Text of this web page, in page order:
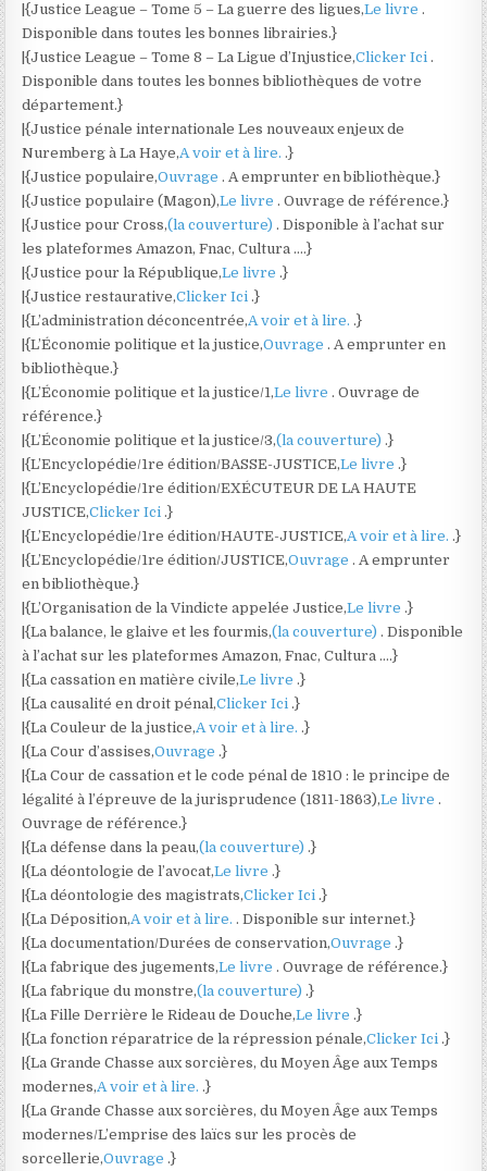
|{Justice League – Tome 5 – La guerre des ligues,Le livre.
Disponible dans toutes les bonnes librairies.}
|{Justice League – Tome 8 – La Ligue d’Injustice,Clicker Ici.
Disponible dans toutes les bonnes bibliothèques de votre
département.}
|{Justice pénale internationale Les nouveaux enjeux de
Nuremberg à La Haye,A voir et à lire..}
|{Justice populaire,Ouvrage. A emprunter en bibliothèque.}
|{Justice populaire (Magon),Le livre. Ouvrage de référence.}
|{Justice pour Cross,(la couverture). Disponible à l’achat sur
les plateformes Amazon, Fnac, Cultura ….}
|{Justice pour la République,Le livre.}
|{Justice restaurative,Clicker Ici.}
|{L’administration déconcentrée,A voir et à lire..}
|{L’Économie politique et la justice,Ouvrage. A emprunter en
bibliothèque.}
|{L’Économie politique et la justice/1,Le livre. Ouvrage de
référence.}
|{L’Économie politique et la justice/3,(la couverture).}
|{L’Encyclopédie/1re édition/BASSE-JUSTICE,Le livre.}
|{L’Encyclopédie/1re édition/EXÉCUTEUR DE LA HAUTE
JUSTICE,Clicker Ici.}
|{L’Encyclopédie/1re édition/HAUTE-JUSTICE,A voir et à lire..}
|{L’Encyclopédie/1re édition/JUSTICE,Ouvrage. A emprunter
en bibliothèque.}
|{L’Organisation de la Vindicte appelée Justice,Le livre.}
|{La balance, le glaive et les fourmis,(la couverture). Disponible
à l’achat sur les plateformes Amazon, Fnac, Cultura ….}
|{La cassation en matière civile,Le livre.}
|{La causalité en droit pénal,Clicker Ici.}
|{La Couleur de la justice,A voir et à lire..}
|{La Cour d’assises,Ouvrage.}
|{La Cour de cassation et le code pénal de 1810 : le principe de
légalité à l’épreuve de la jurisprudence (1811-1863),Le livre.
Ouvrage de référence.}
|{La défense dans la peau,(la couverture).}
|{La déontologie de l’avocat,Le livre.}
|{La déontologie des magistrats,Clicker Ici.}
|{La Déposition,A voir et à lire.. Disponible sur internet.}
|{La documentation/Durées de conservation,Ouvrage.}
|{La fabrique des jugements,Le livre. Ouvrage de référence.}
|{La fabrique du monstre,(la couverture).}
|{La Fille Derrière le Rideau de Douche,Le livre.}
|{La fonction réparatrice de la répression pénale,Clicker Ici.}
|{La Grande Chasse aux sorcières, du Moyen Âge aux Temps
modernes,A voir et à lire..}
|{La Grande Chasse aux sorcières, du Moyen Âge aux Temps
modernes/L’emprise des laïcs sur les procès de
sorcellerie,Ouvrage.}